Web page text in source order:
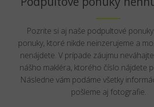
Pozrite si aj naše podpultové
ponuky, ktoré nikde neinzerujeme a
nenájdete. V prípade záujmu
nášho makléra, ktorého číslo nájdete
Následne vám podáme všetky
pošleme aj fotografie.